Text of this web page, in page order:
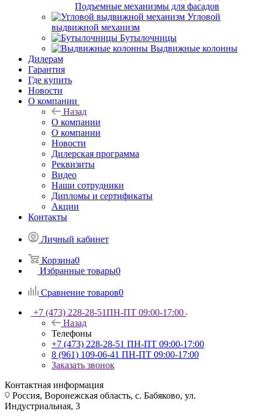
Подъемные механизмы для фасадов
Угловой
выдвижной механизм
Бутылочницы
Выдвижные колонны
Дилерам
Гарантия
Где купить
Новости
О компании
Назад
О компании
О компании
Новости
Дилерская программа
Реквизиты
Видео
Наши сотрудники
Дипломы и сертификаты
Акции
Контакты
Личный кабинет
Корзина0
Избранные товары0
Сравнение товаров0
+7 (473) 228-28-51ПН-ПТ 09:00-17:00
Назад
Телефоны
+7 (473) 228-28-51 ПН-ПТ 09:00-17:00
8 (961) 109-06-41 ПН-ПТ 09:00-17:00
Заказать звонок
Контактная информация
Россия, Воронежская область, с. Бабяково, ул.
Индустриальная, 3